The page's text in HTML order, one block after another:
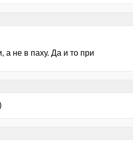
а не в паху. Да и то при